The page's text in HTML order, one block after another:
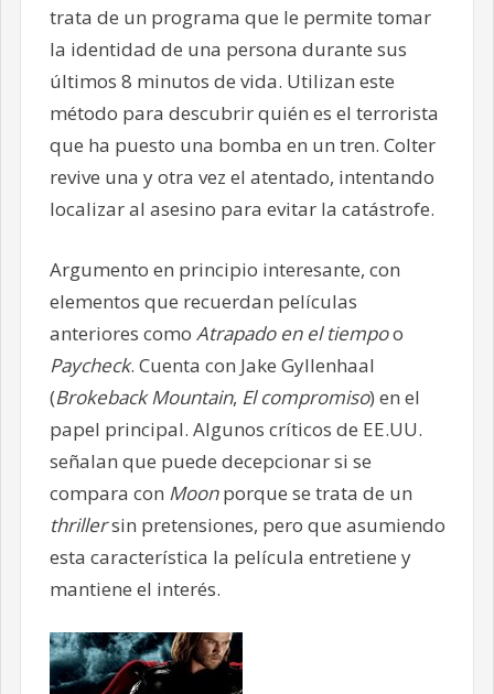
trata de un programa que le permite tomar
la identidad de una persona durante sus
últimos 8 minutos de vida. Utilizan este
método para descubrir quién es el terrorista
que ha puesto una bomba en un tren. Colter
revive una y otra vez el atentado, intentando
localizar al asesino para evitar la catástrofe.
Argumento en principio interesante, con
elementos que recuerdan películas
anteriores como Atrapado en el tiempoo
Paycheck. Cuenta con Jake Gyllenhaal
(Brokeback Mountain, El compromiso) en el
papel principal. Algunos críticos de EE.UU.
señalan que puede decepcionar si se
compara con Moonporque se trata de un
thrillersin pretensiones, pero que asumiendo
esta característica la película entretiene y
mantiene el interés.